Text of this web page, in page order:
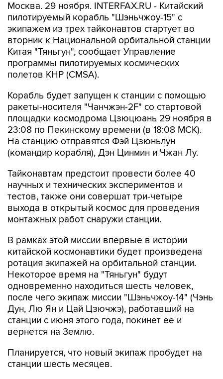
Москва. 29 ноября. INTERFAX.RU - Китайский
пилотируемый корабль "Шэньчжоу-15" с
экипажем из трех тайконавтов стартует во
вторник к Национальной орбитальной станции
Китая "Тяньгун", сообщает Управление
программы пилотируемых космических
полетов КНР (CMSA).
Корабль будет запущен к станции с помощью
ракеты-носителя "Чанчжэн-2F" со стартовой
площадки космодрома Цзюцюань 29 ноября в
23:08 по Пекинскому времени (в 18:08 МСК).
На станцию отправятся Фэй Цзюньлун
(командир корабля), Дэн Цинмин и Чжан Лу.
Тайконавтам предстоит провести более 40
научных и технических экспериментов и
тестов, также они совершат три-четыре
выхода в открытый космос для проведения
монтажных работ снаружи станции.
В рамках этой миссии впервые в истории
китайской космонавтики будет произведена
ротация экипажей на орбитальной станции.
Некоторое время на "Тяньгун" будут
одновременно находиться шесть человек,
после чего экипаж миссии "Шэньчжоу-14" (Чэнь
Дун, Лю Ян и Цай Цзючжэ), работавший на
станции с июня этого года, покинет ее и
вернется на Землю.
Планируется, что новый экипаж пробудет на
станции шесть месяцев.